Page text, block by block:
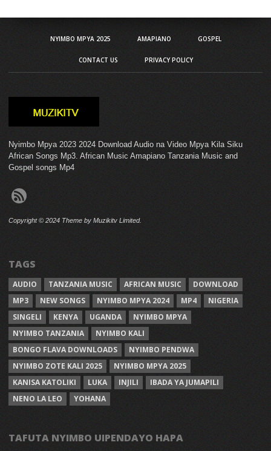
NYIMBO MPYA 2025 AMAPIANO GOSPEL
CONTACT US PRIVACY POLICY
Nyimbo Mpya 2023 2024 Download Audio na Video Mpya Kila Siku
African Songs Mp3. African Music Amapiano Tanzania Music and
Gospel songs Mp4
Copyright © 2024 Theme by Muzikitv Limited.
TAGS
AUDIO TANZANIA MUSIC AFRICAN MUSIC
DOWNLOAD
MP3
NEW SONGS NYIMBO MPYA 2024 MP4
NIGERIA
SINGELI
KENYA UGANDA
NYIMBO MPYA
NYIMBO TANZANIA
NYIMBO KALI
BONGO FLAVA DOWNLOADS
NYIMBO PENDWA
NYIMBO ZOTE KALI 2025
NYIMBO MPYA 2025
KANISA KATOLIKI
LUKA INJILI
IBADA YA JUMAPILI
NENO LA LEO
YOHANA
TAFUTA NYIMBO UIPENDAYO HAPA